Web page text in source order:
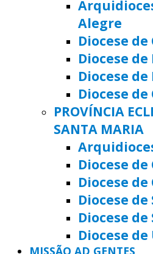
Alegre
Diocese de
Diocese
Diocese
Diocese de
PROVÍNCIA
SANTA MARIA
Diocese
Diocese
Diocese
Diocese
Diocese